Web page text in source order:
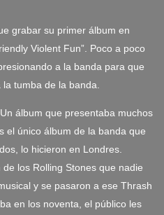
grabar su primer álbum en
Violent Fun”. Poco a poco
a la banda para que
tumba de la banda.
álbum que presentaba muchos
el único álbum de la banda que
lo hicieron en Londres.
los Rolling Stones que nadie
y se pasaron a ese Thrash
en los noventa, el público les